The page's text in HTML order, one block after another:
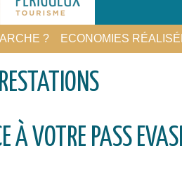
? ECONOMIES
À VOTRE PASS